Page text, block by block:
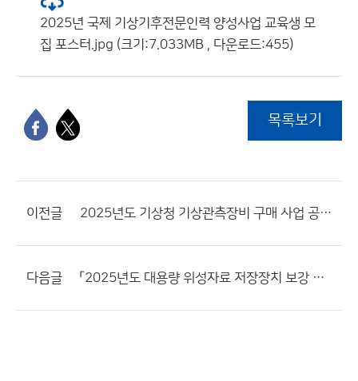
2025년 국제 기상기후전문인력 양성사업 교육생 모
집 포스터.jpg (크기:7.033MB , 다운로드:455)
목록보기
이전글 2025년도 기상청 기상관측장비 구매 사업 공개 공고문
다음글 「2025년도 대용량 위성자료 저장장치 보강 사업」 정보요청 공고(연장)